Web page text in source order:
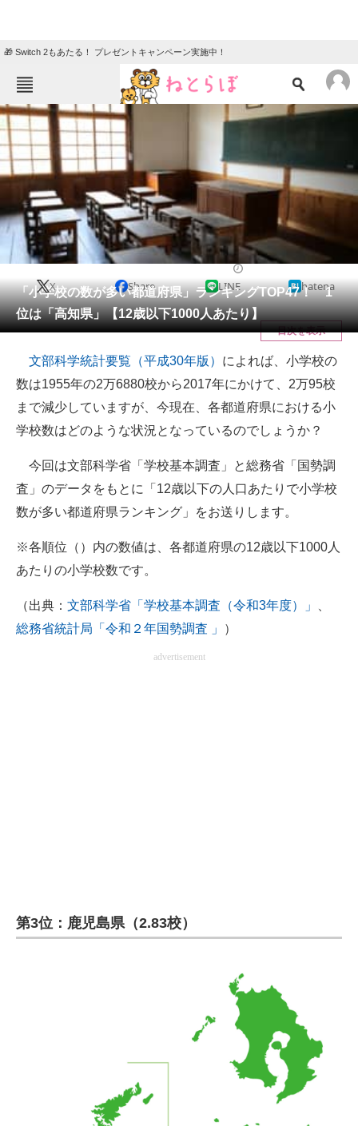
🎁 Switch 2もあたる！ プレゼントキャンペーン実施中！
ねとらぼメニュー
TOP
エンタメ
グルメ
住まい 教育・育児
動物 リサーチ
会員記事
メディア
注目記事を集めた総合ページ
ITの今と未来を見通す
スマホと通信の最新トレンド
進化するPCとデバイスの未来
好きが集まる 比べて選べる
AI活用のいまが分かる
企業ITのトレンドを詳説
経営リーダーのコミュニティ
エネルギーの専門メディア
「小学校の数が多い都道府県」ランキングTOP47！ 1
位は「高知県」【12歳以下1000人あたり】
X Share LINE hatena
目次を表示
文部科学統計要覧（平成30年版） によれば、小学校の
数は1955年の2万6880校から2017年にかけて、2万95校
まで減少していますが、今現在、各都道府県における小
学校数はどのような状況となっているのでしょうか？
今回は文部科学省「学校基本調査」と総務省「国勢調
査」のデータをもとに「12歳以下の人口あたりで小学校
数が多い都道府県ランキング」をお送りします。
※各順位（）内の数値は、各都道府県の12歳以下1000人
あたりの小学校数です。
（出典： 文部科学省「学校基本調査（令和3年度）」
総務省統計局「令和２年国勢調査 」
）
advertisement
第3位：鹿児島県（2.83校）